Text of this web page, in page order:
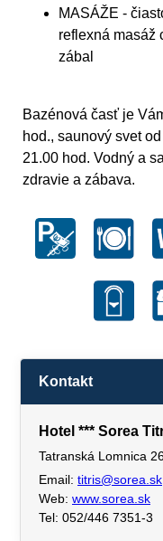
MASÁŽE -
reflexná masáž
zábal
Bazénová časť je
hod., saunový svet
21.00 hod. Vodný a
zdravie a zábava.
Kontakt
Hotel *** Sorea
Tatranská Lomnica
Email: titris@sorea.sk
Web: www.sorea.sk
Tel: 052/446 7351-3